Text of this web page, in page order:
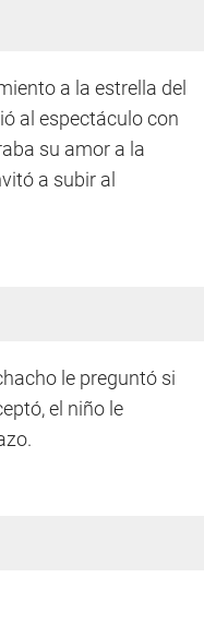
a la estrella del
al espectáculo con
su amor a la
a subir al
le preguntó si
el niño le